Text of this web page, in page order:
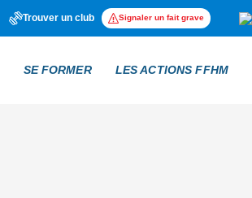
Trouver un club Signaler un fait grave
SE FORMER LES ACTIONS FFHM